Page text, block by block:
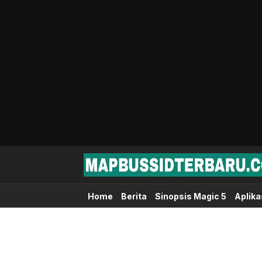
Map Bussid Terbaru
MapBussidTerbaru.com | Pusat
Home Berita Sinopsis Magic 5